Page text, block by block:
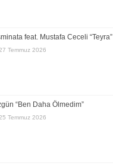
feat. Mustafa Ceceli “Teyra”
Temmuz 2026
“Ben Daha Ölmedim”
Temmuz 2026